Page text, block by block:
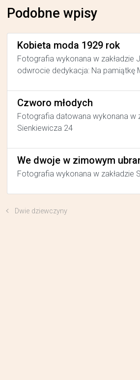
Podobne wpisy
Kobieta moda 1929 rok
Fotografia wykonana w zakładzie
odwrocie dedykacja: Na pamiątkę
Czworo młodych
Fotografia datowana wykonana w
Sienkiewicza 24
We dwoje w zimowym
Fotografia wykonana w zakładzie
Dwie dziewczyny